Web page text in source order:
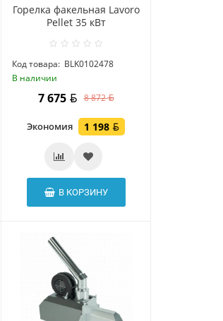
Горелка факельная Lavoro
Pellet 35 кВт
Код товара: BLK0102478
В наличии
7 675 8 872
Экономия 1 198
В КОРЗИНУ